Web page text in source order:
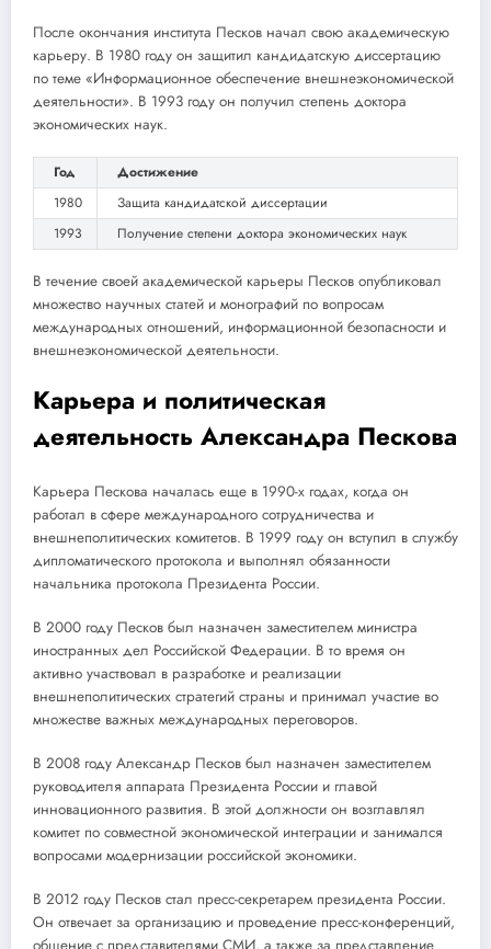
После окончания института Песков начал свою академическую
карьеру. В 1980 году он защитил кандидатскую диссертацию
по теме «Информационное обеспечение внешнеэкономической
деятельности». В 1993 году он получил степень доктора
экономических наук.
Год
Достижение
1980
Защита кандидатской диссертации
1993
Получение степени доктора экономических наук
В течение своей академической карьеры Песков опубликовал
множество научных статей и монографий по вопросам
международных отношений, информационной безопасности и
внешнеэкономической деятельности.
Карьера и политическая
деятельность Александра Пескова
Карьера Пескова началась еще в 1990-х годах, когда он
работал в сфере международного сотрудничества и
внешнеполитических комитетов. В 1999 году он вступил в службу
дипломатического протокола и выполнял обязанности
начальника протокола Президента России.
В 2000 году Песков был назначен заместителем министра
иностранных дел Российской Федерации. В то время он
активно участвовал в разработке и реализации
внешнеполитических стратегий страны и принимал участие во
множестве важных международных переговоров.
В 2008 году Александр Песков был назначен заместителем
руководителя аппарата Президента России и главой
инновационного развития. В этой должности он возглавлял
комитет по совместной экономической интеграции и занимался
вопросами модернизации российской экономики.
В 2012 году Песков стал пресс-секретарем президента России.
Он отвечает за организацию и проведение пресс-конференций,